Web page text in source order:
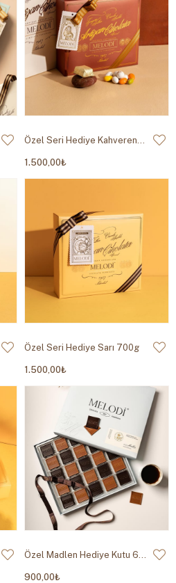
Özel Seri Hediye Kahverengi 700g
1.500,00₺
Özel Seri Hediye Sarı 700g
1.500,00₺
Özel Madlen Hediye Kutu 600g
900,00₺